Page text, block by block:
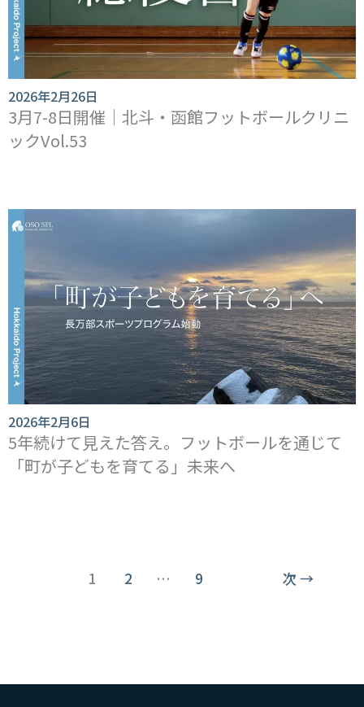
3月7-8日開催｜北斗・函館フットボールクリニ
ックVol.53
2026年2月26日
5年続けて見えた答え。フットボールを通じて
「町が子どもを育てる」未来へ
2026年2月6日
1 2 … 9 次→